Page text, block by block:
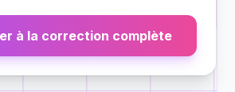
à la correction complète